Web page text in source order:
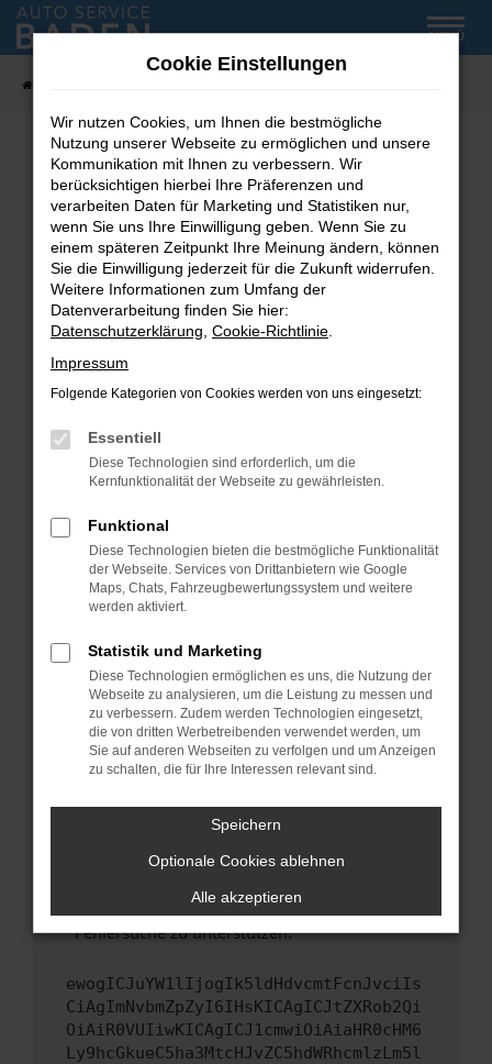
Zum
Hauptinhalt
MENÜ
Fehler: Network Error
Beim Laden ist ein Fehler aufgetreten.
Hier sind ein paar Tipps, die dir helfen können:
Überprüfe deine Firewall und deine
Internetverbindung.
Laden andere Webseiten, zum Beispiel deine
Suchmaschine?
Prüfe deine Browsererweiterungen.
können das Laden bestimmter Seiten
verhindern. Funktioniert die Seite in einem
Fenster?
Starte dein Gerät neu.
Das kann manchmal helfen, vorübergehende
Probleme zu beheben.
Betriebssystem auf dem neuesten Stand
sind.
Veraltete Software birgt nicht nur ein
Sicherheitsrisiko, sondern kann auch dazu
führen, dass bestimmte Funktionen nicht mehr
unterstützt werden.
Wende dich an den Webseitenbetreiber.
Wenn du alle oben genannten Schritte versucht
hast, kontaktiere uns bitte. Wir werden
uns diesen Text schicken, um uns bei der
Fehlersuche zu unterstützen:
ewogICJuYW1lIjogIk5ldHdvcmtFcnJvciIs
CiAgImNvbmZpZyI6IHsKICAgICJtZXRob2Qi
OiAiR0VUIiwKICAgICJ1cmwiOiAiaHR0cHM6
Ly9hcGkueC5ha3MtcHJvZC5hdWRhcmlzLm5l
Cookie Einstellungen
Wir nutzen Cookies, um Ihnen die bestmögliche
Nutzung unserer Webseite zu ermöglichen und unsere
Kommunikation mit Ihnen zu verbessern. Wir
berücksichtigen hierbei Ihre Präferenzen und
verarbeiten Daten für Marketing und Statistiken nur,
wenn Sie uns Ihre Einwilligung geben. Wenn Sie zu
einem späteren Zeitpunkt Ihre Meinung ändern, können
Sie die Einwilligung jederzeit für die Zukunft widerrufen.
Weitere Informationen zum Umfang der
Datenverarbeitung finden Sie hier:
Datenschutzerklärung Cookie-Richtlinie
Impressum
Folgende Kategorien von Cookies werden von uns eingesetzt:
Essentiell
Diese Technologien sind erforderlich, um die
Kernfunktionalität der Webseite zu gewährleisten.
Funktional
Diese Technologien bieten die bestmögliche Funktionalität
der Webseite. Services von Drittanbietern wie Google
Maps, Chats, Fahrzeugbewertungssystem und weitere
werden aktiviert.
Statistik und Marketing
Diese Technologien ermöglichen es uns, die Nutzung der
Webseite zu analysieren, um die Leistung zu messen und
zu verbessern. Zudem werden Technologien eingesetzt,
die von dritten Werbetreibenden verwendet werden, um
Sie auf anderen Webseiten zu verfolgen und um Anzeigen
zu schalten, die für Ihre Interessen relevant sind.
Speichern
Optionale Cookies ablehnen
Alle akzeptieren